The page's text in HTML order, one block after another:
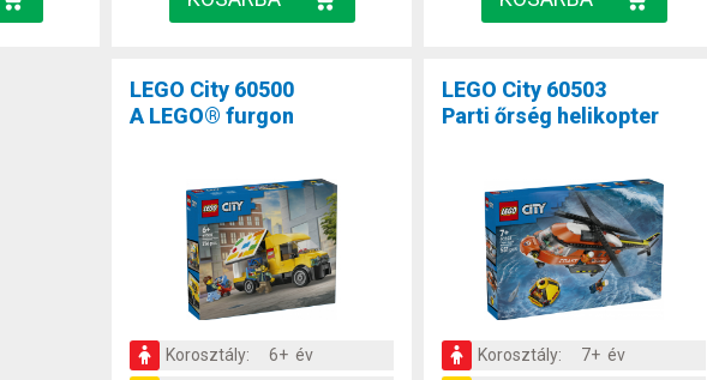
LEGO City 60500
A LEGO® furgon
Korosztály:
6+ év
LEGO City 60503
Parti őrség helikopter
Korosztály:
7+ év